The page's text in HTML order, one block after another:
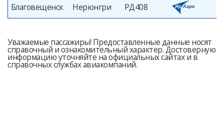
Благовещенск
Нерюнгри РД408
Уважаемые пассажиры! Предоставленные данные носят
справочный и ознакомительный характер. Достоверную
информацию уточняйте на официальных сайтах и в
справочных службах авиакомпаний.